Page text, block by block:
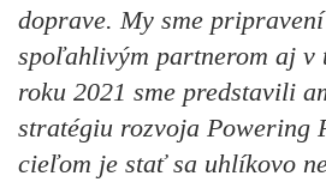
doprave. My sme
spoľahlivým partnerom aj v
roku 2021 sme predstavili
stratégiu rozvoja Powering
cieľom je stať sa uhlíkovo